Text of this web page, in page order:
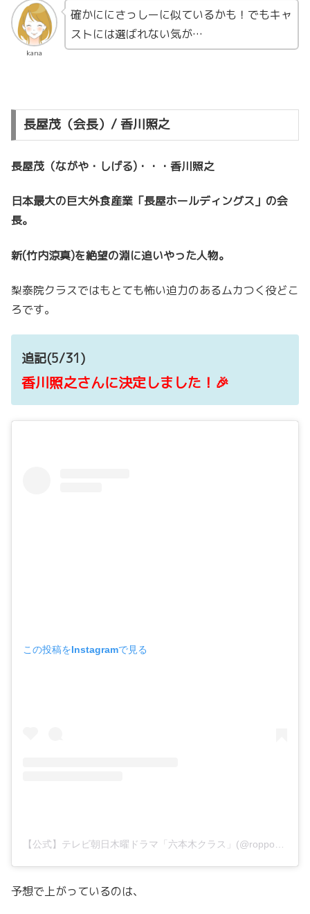
kana
確かににさっしーに似ているかも！でもキャ
ストには選ばれない気が…
長屋茂（会長）/ 香川照之
長屋茂（ながや・しげる)・・・香川照之
日本最大の巨大外食産業「長屋ホールディングス」の会
長。
新(竹内涼真)を絶望の淵に追いやった人物。
梨泰院クラスではもとても怖い迫力のあるムカつく役どこ
ろです。
追記(5/31)
香川照之さんに決定しました！🎉
この投稿をInstagramで見る
予想で上がっているのは、